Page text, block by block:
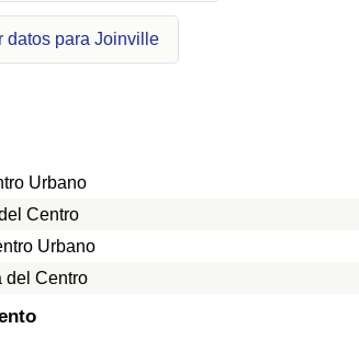
datos para Joinville
Urbano
Centro
Urbano
del Centro